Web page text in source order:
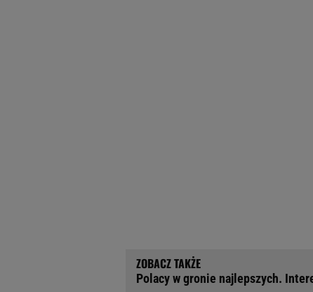
Polacy w gronie najlepszych.